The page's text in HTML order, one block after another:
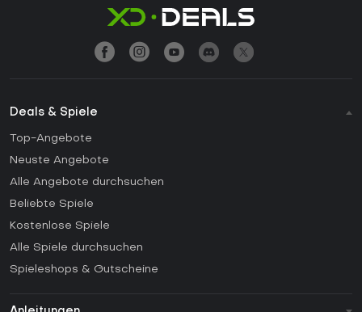
Deals & Spiele
Top-Angebote
Neuste Angebote
Alle Angebote durchsuchen
Beliebte Spiele
Kostenlose Spiele
Alle Spiele durchsuchen
Spieleshops & Gutscheine